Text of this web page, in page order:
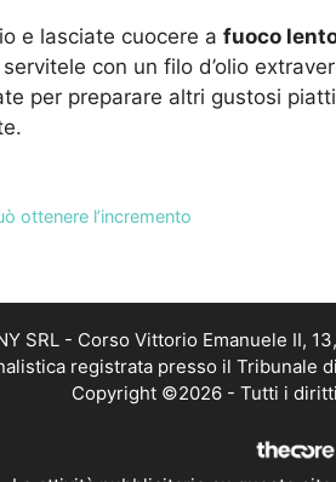
e lasciate cuocere a fuoco
con un filo d’olio
per preparare altri gustosi
ottenere l’incremento
SRL - Corso Vittorio Emanuele II,
registrata presso il Tribunale
Copyright ©2026 - Tutti i